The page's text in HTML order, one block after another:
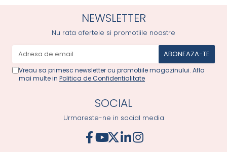
NEWSLETTER
Nu rata ofertele si promotiile noastre
Vreau sa primesc newsletter cu promotiile magazinului. Afla
mai multe in Politica de Confidentialitate
SOCIAL
Urmareste-ne in social media